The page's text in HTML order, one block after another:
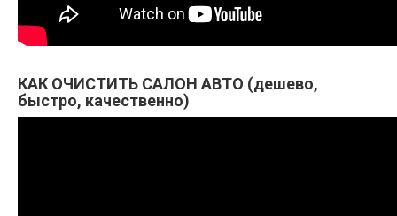
КАК ОЧИСТИТЬ САЛОН АВТО (дешево,
быстро, качественно)